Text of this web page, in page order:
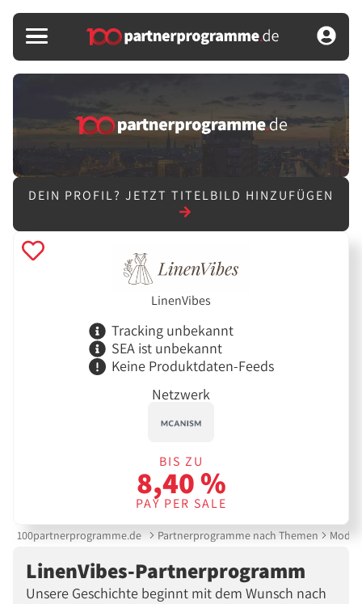
DEIN PROFIL? JETZT TITELBILD HINZUFÜGEN
LinenVibes
Tracking unbekannt
SEA ist unbekannt
Keine Produktdaten-Feeds
Netzwerk
BIS ZU
8,40 %
PAY PER SALE
100partnerprogramme.de Partnerprogramme nach Themen Mode
LinenVibes-Partnerprogramm
Unsere Geschichte beginnt mit dem Wunsch nach